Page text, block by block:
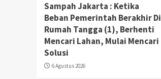
Sampah Jakarta : Ketika
Beban Pemerintah Berakhir Di
Rumah Tangga (1), Berhenti
Mencari Lahan, Mulai Mencari
Solusi
6 Agustus 2026